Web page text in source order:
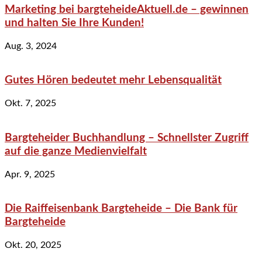
Marketing bei bargteheideAktuell.de – gewinnen
und halten Sie Ihre Kunden!
Aug. 3, 2024
Gutes Hören bedeutet mehr Lebensqualität
Okt. 7, 2025
Bargteheider Buchhandlung – Schnellster Zugriff
auf die ganze Medienvielfalt
Apr. 9, 2025
Die Raiffeisenbank Bargteheide – Die Bank für
Bargteheide
Okt. 20, 2025